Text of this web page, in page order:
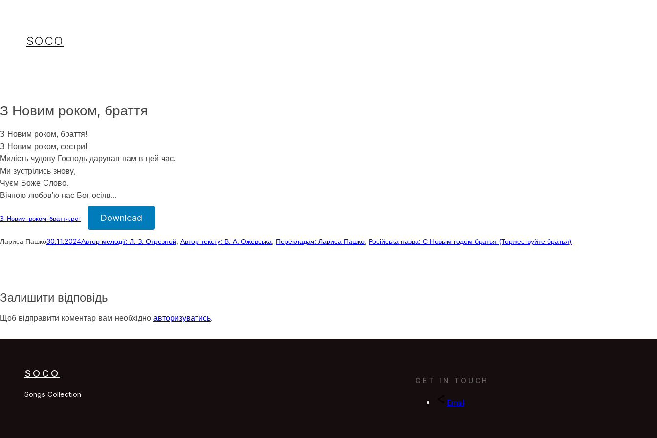
SOCO
З Новим роком, браття
З Новим роком, браття!
З Новим роком, сестри!
Милість чудову Господь дарував нам в цей час.
Ми зустрілись знову,
Чуєм Боже Слово.
Вічною любов’ю нас Бог осіяв…
З-Новим-роком-браття.pdf Download
Лариса Пашко30.11.2024Автор мелодії: Л. З. Отрезной Автор тексту: В. А. Ожевська Перекладач: Лариса Пашко Російська назва: С Новым годом братья (Торжествуйте братья)
Залишити відповідь
Щоб відправити коментар вам необхідно авторизуватись.
SOCO
Songs Collection
GET IN TOUCH
Email